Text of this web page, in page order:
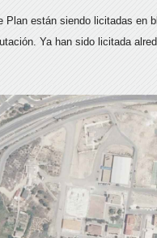
Plan están siendo licitadas en
Ya han sido licitada